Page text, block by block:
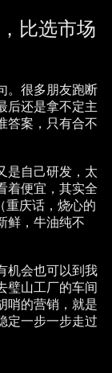
比选市场
。很多朋友跑断
后还是拿不定主
答案，只有合不
是自己研发，太
着便宜，其实全
重庆话，烧心的
鲜，牛油纯不
机会也可以到我
璧山工厂的车间
哨的营销，就是
定一步一步走过